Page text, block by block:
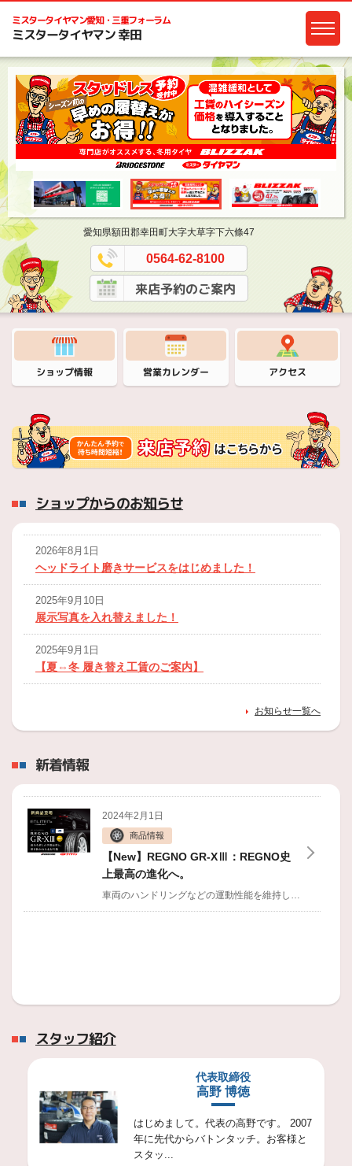
ミスタータイヤマン愛知・三重フォーラム
ミスタータイヤマン 幸田
愛知県額田郡幸田町大字大草字下六條47
0564-62-8100
来店予約のご案内
ショップ情報 営業カレンダー アクセス
ショップからのお知らせ
2026年8月1日
ヘッドライト磨きサービスをはじめました！
2025年9月10日
展示写真を入れ替えました！
2025年9月1日
【夏⇔冬 履き替え工賃のご案内】
エンジンオイル・バッテリー無料点検のご案内
スタッドレスタイヤの準備はお済みですか？
2024年2月4日
展示写真を入れ替えました！
お知らせ一覧へ
新着情報
2024年2月1日
商品情報
【New】REGNO GR-XⅢ：REGNO史
上最高の進化へ。
車両のハンドリングなどの運動性能を維持しながら、タイヤの転がり抵抗を大幅に低減できる最新技術ENLITEN（エンライトン）を搭載したREGNO GR-XⅢが遂に発売！
スタッフ紹介
代表取締役
高野 博徳
はじめまして。代表の高野です。 2007
年に先代からバトンタッチ。お客様と
スタッ...